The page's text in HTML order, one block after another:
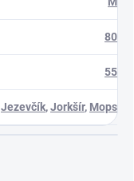
80
55
Jezevčík,Jorkšír, Mops